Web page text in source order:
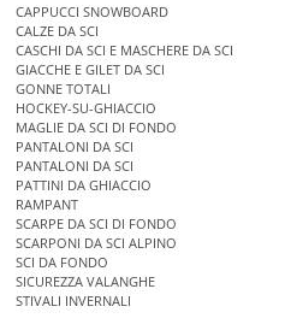
CAPPUCCI SNOWBOARD
CALZE DA SCI
CASCHI DA SCI E MASCHERE DA SCI
GIACCHE E GILET DA SCI
GONNE TOTALI
HOCKEY-SU-GHIACCIO
MAGLIE DA SCI DI FONDO
PANTALONI DA SCI
PANTALONI DA SCI
PATTINI DA GHIACCIO
RAMPANT
SCARPE DA SCI DI FONDO
SCARPONI DA SCI ALPINO
SCI DA FONDO
SICUREZZA VALANGHE
STIVALI INVERNALI